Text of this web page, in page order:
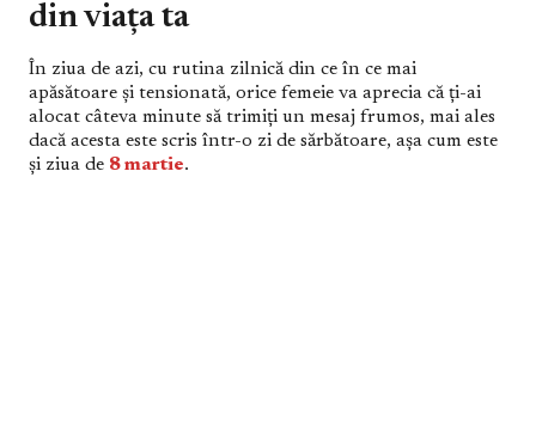
din viața ta
În ziua de azi, cu rutina zilnică din ce în ce mai
apăsătoare și tensionată, orice femeie va aprecia că ți-ai
alocat câteva minute să trimiți un mesaj frumos, mai ales
dacă acesta este scris într-o zi de sărbătoare, așa cum este
și ziua de 8 martie.